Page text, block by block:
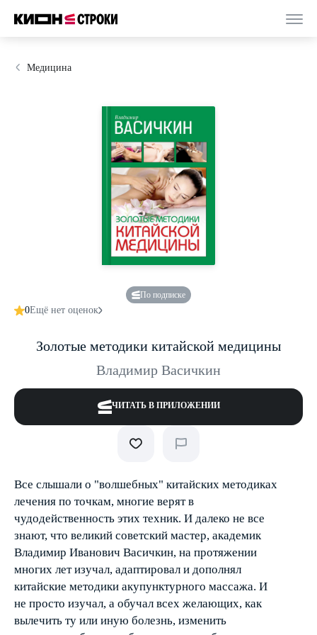
Медицина
По подписке
0Ещё нет оценок
Золотые методики китайской медицины
Владимир Васичкин
ЧИТАТЬ В ПРИЛОЖЕНИИ
Все слышали о "волшебных" китайских методиках
лечения по точкам, многие верят в
чудодейственность этих техник. И далеко не все
знают, что великий советский мастер, академик
Владимир Иванович Васичкин, на протяжении
многих лет изучал, адаптировал и дополнял
китайские методики акупунктурного массажа. И
не просто изучал, а обучал всех желающих, как
вылечить ту или иную болезнь, изменить